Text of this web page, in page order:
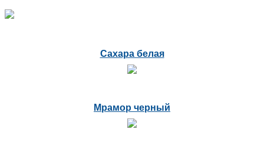
Сахара белая
Мрамор черный